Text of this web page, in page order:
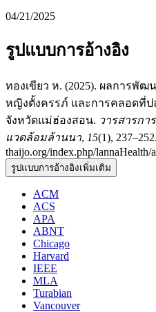
04/21/2025
รูปแบบการอ้างอิง
ทองเขียว ห. (2025). ผลการพั
หญิงตั้งครรภ์ และการคลอดที่
จังหวัดแม่ฮ่องสอน. วารสารกา
แวดล้อมล้านนา, 15(1),
thaijo.org/index.php/lannaHealth/
รูปแบบการอ้างอิงเพิ่มเติม
ACM
ACS
APA
ABNT
Chicago
Harvard
IEEE
MLA
Turabian
Vancouver